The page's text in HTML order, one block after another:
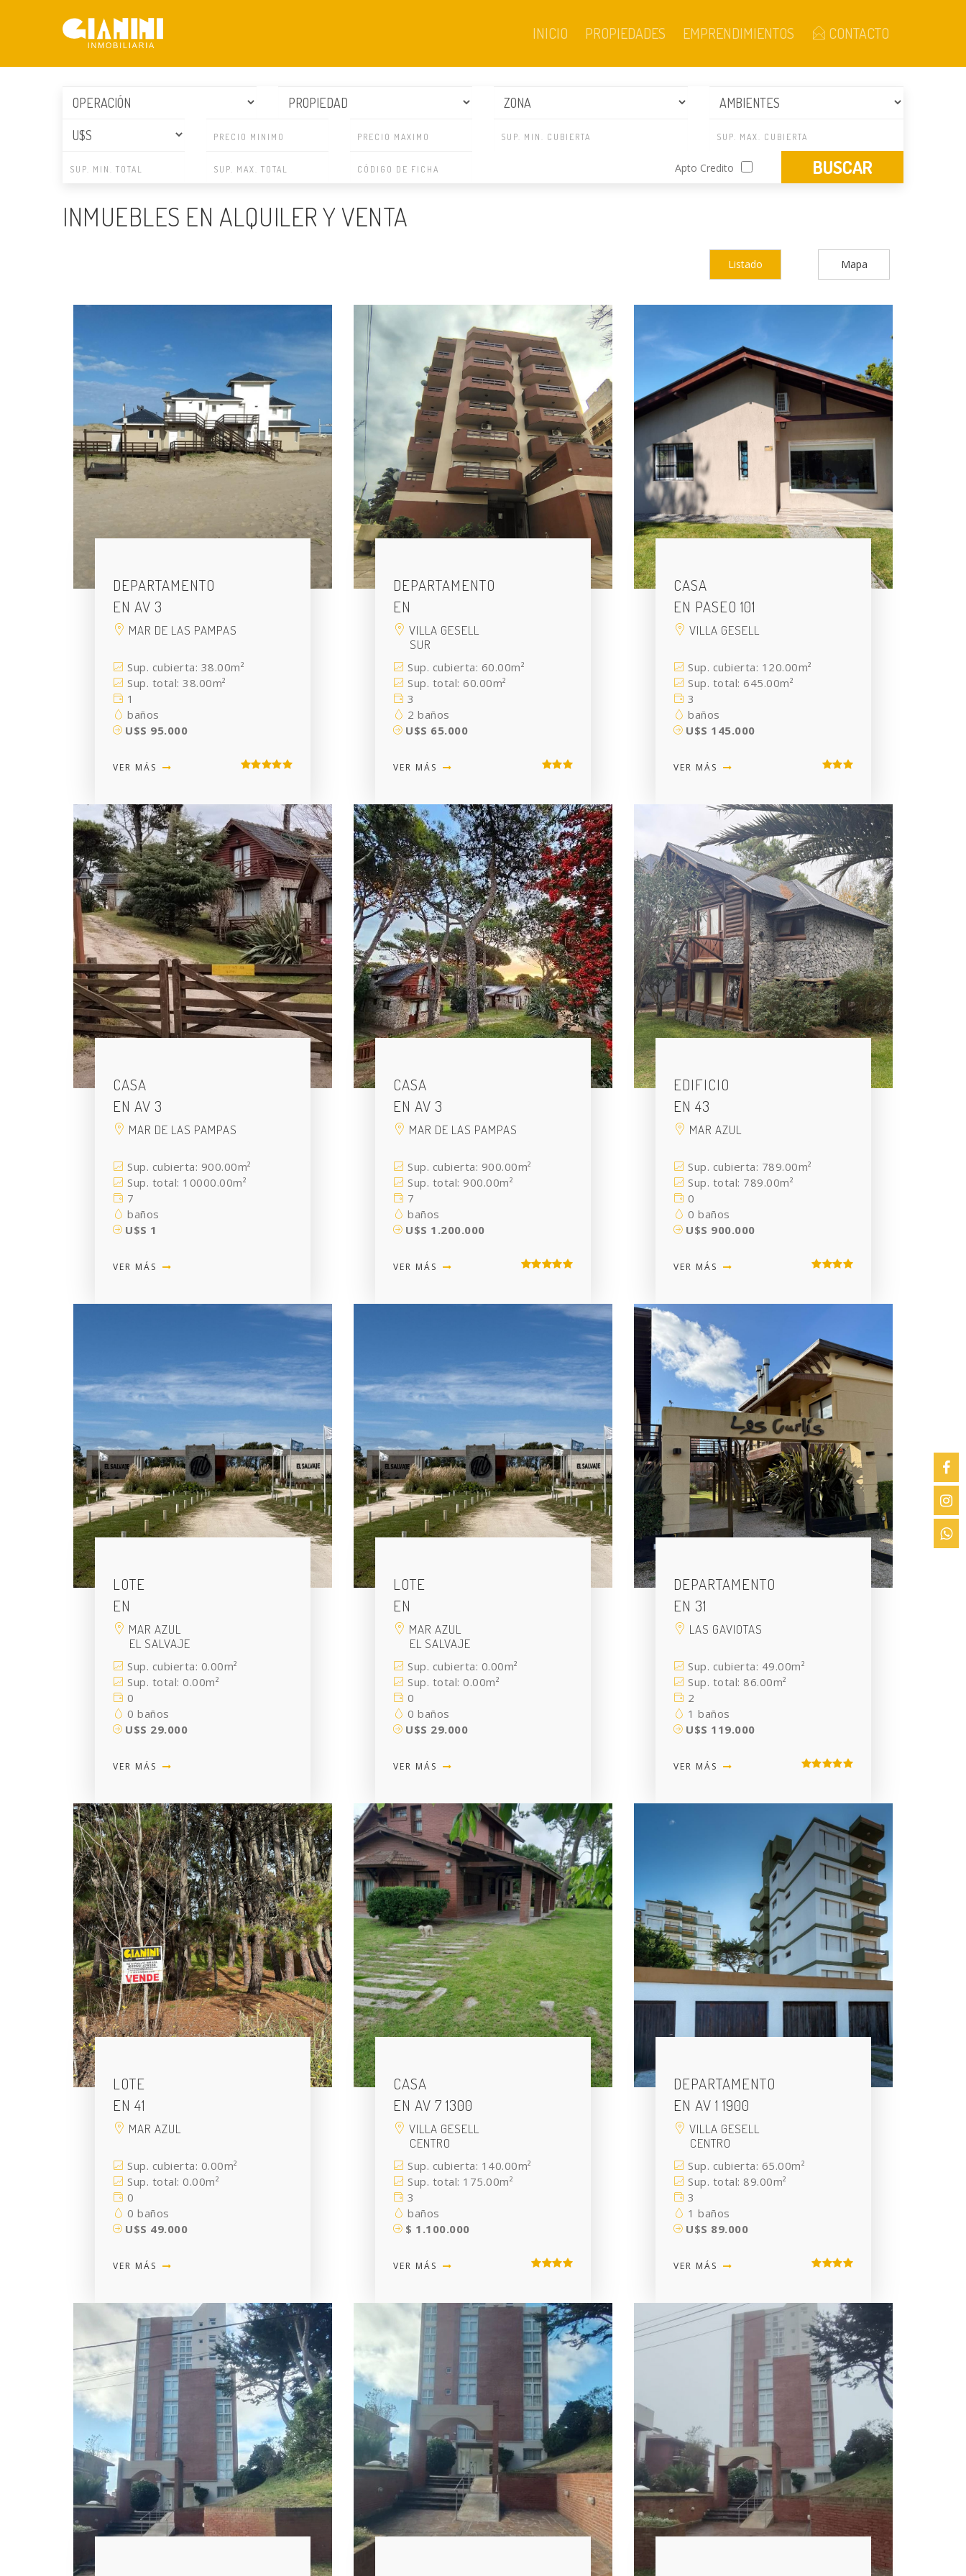
INICIO PROPIEDADES EMPRENDIMIENTOS CONTACTO
Apto Credito
INMUEBLES EN ALQUILER Y VENTA
Listado Mapa
DEPARTAMENTO
EN AV 3
MAR DE LAS PAMPAS
Sup. cubierta: 38.00m²
Sup. total: 38.00m²
1
baños
U$S 95.000
VER MÁS
DEPARTAMENTO
EN
VILLA GESELL
SUR
Sup. cubierta: 60.00m²
Sup. total: 60.00m²
3
2 baños
U$S 65.000
VER MÁS
CASA
EN PASEO 101
VILLA GESELL
Sup. cubierta: 120.00m²
Sup. total: 645.00m²
3
baños
U$S 145.000
VER MÁS
CASA
EN AV 3
MAR DE LAS PAMPAS
Sup. cubierta: 900.00m²
Sup. total: 10000.00m²
7
baños
U$S 1
VER MÁS
CASA
EN AV 3
MAR DE LAS PAMPAS
Sup. cubierta: 900.00m²
Sup. total: 900.00m²
7
baños
U$S 1.200.000
VER MÁS
EDIFICIO
EN 43
MAR AZUL
Sup. cubierta: 789.00m²
Sup. total: 789.00m²
0
0 baños
U$S 900.000
VER MÁS
LOTE
EN
MAR AZUL
EL SALVAJE
Sup. cubierta: 0.00m²
Sup. total: 0.00m²
0
0 baños
U$S 29.000
VER MÁS
LOTE
EN
MAR AZUL
EL SALVAJE
Sup. cubierta: 0.00m²
Sup. total: 0.00m²
0
0 baños
U$S 29.000
VER MÁS
DEPARTAMENTO
EN 31
LAS GAVIOTAS
Sup. cubierta: 49.00m²
Sup. total: 86.00m²
2
1 baños
U$S 119.000
VER MÁS
LOTE
EN 41
MAR AZUL
Sup. cubierta: 0.00m²
Sup. total: 0.00m²
0
0 baños
U$S 49.000
VER MÁS
CASA
EN AV 7 1300
VILLA GESELL
CENTRO
Sup. cubierta: 140.00m²
Sup. total: 175.00m²
3
baños
$ 1.100.000
VER MÁS
DEPARTAMENTO
EN AV 1 1900
VILLA GESELL
CENTRO
Sup. cubierta: 65.00m²
Sup. total: 89.00m²
3
1 baños
U$S 89.000
VER MÁS